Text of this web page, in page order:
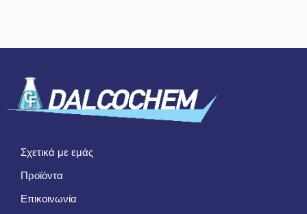
Σχετικά με εμάς
Προϊόντα
Επικοινωνία